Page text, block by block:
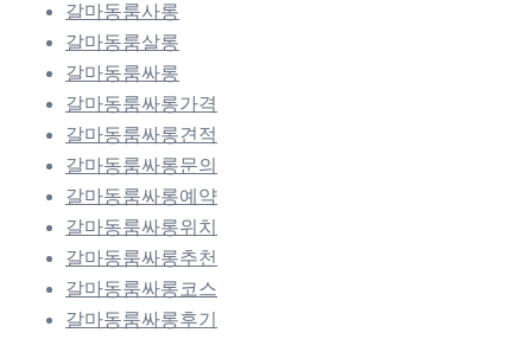
갈마동룸사롱
갈마동룸살롱
갈마동룸싸롱
갈마동룸싸롱가격
갈마동룸싸롱견적
갈마동룸싸롱문의
갈마동룸싸롱예약
갈마동룸싸롱위치
갈마동룸싸롱추천
갈마동룸싸롱코스
갈마동룸싸롱후기